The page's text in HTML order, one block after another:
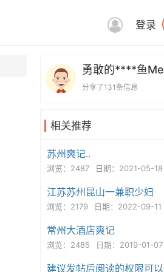
登录
勇敢的****鱼Me
分享了131条信息
相关推荐
苏州爽记..
浏览：2487 日期：2021-05-18
江苏苏州昆山一兼职少妇
浏览：2179 日期：2022-09-11
常州大酒店爽记
浏览：2485 日期：2019-01-07